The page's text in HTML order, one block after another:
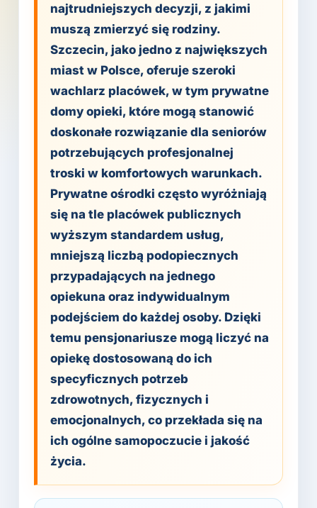
najtrudniejszych decyzji, z jakimi
muszą zmierzyć się rodziny.
Szczecin, jako jedno z największych
miast w Polsce, oferuje szeroki
wachlarz placówek, w tym prywatne
domy opieki, które mogą stanowić
doskonałe rozwiązanie dla seniorów
potrzebujących profesjonalnej
troski w komfortowych warunkach.
Prywatne ośrodki często wyróżniają
się na tle placówek publicznych
wyższym standardem usług,
mniejszą liczbą podopiecznych
przypadających na jednego
opiekuna oraz indywidualnym
podejściem do każdej osoby. Dzięki
temu pensjonariusze mogą liczyć na
opiekę dostosowaną do ich
specyficznych potrzeb
zdrowotnych, fizycznych i
emocjonalnych, co przekłada się na
ich ogólne samopoczucie i jakość
życia.